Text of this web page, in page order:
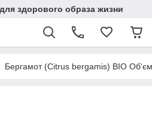
здорового образа жизни
Бергамот (Citrus bergamis) BIO